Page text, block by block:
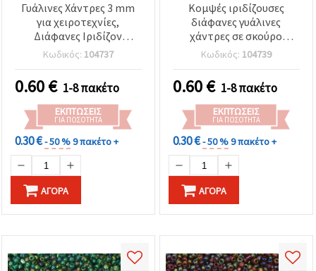
Γυάλινες Χάντρες 3 mm
για χειροτεχνίες,
Διάφανες Ιριδίζον
Κόκκινο (Ουράνιο Τόξο),
50 γρ.
Κωδικός: 104737
0.60€ 1-8 πακέτο
ΕΚΠΤΏΣΕΙΣ
ΓΙΑ ΠΟΣΌΤΗΤΑ
0.30 €- 50 %9 πακέτο +
ΑΓΟΡΆ
Κομψές ιριδίζουσες
διάφανες γυάλινες
χάντρες σε σκούρο
κόκκινο – 2 mm, 50 g,
ιδανικές για ρομαντικά
κοσμήματα, βραχιόλια &
σκουλαρίκια
Κωδικός: 104739
0.60€ 1-8 πακέτο
ΕΚΠΤΏΣΕΙΣ
ΓΙΑ ΠΟΣΌΤΗΤΑ
0.30 €- 50 %9 πακέτο +
ΑΓΟΡΆ